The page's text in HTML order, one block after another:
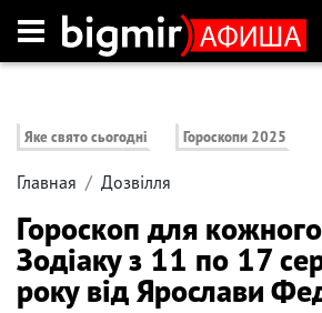
Яке свято сьогодні Гороскопи 2025
Главная Дозвілля
Гороскоп для
Зодіаку з 11 по 17
року від Ярослави